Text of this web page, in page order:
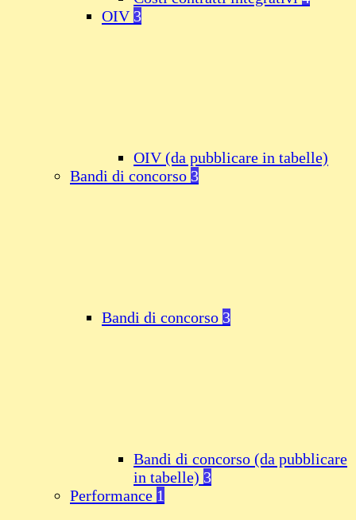
OIV 3
OIV (da pubblicare in tabelle)
Bandi di concorso 3
Bandi di concorso 3
Bandi di concorso (da pubblicare
in tabelle) 3
Performance 1